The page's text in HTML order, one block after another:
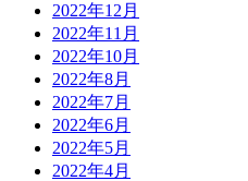
2022年12月
2022年11月
2022年10月
2022年8月
2022年7月
2022年6月
2022年5月
2022年4月